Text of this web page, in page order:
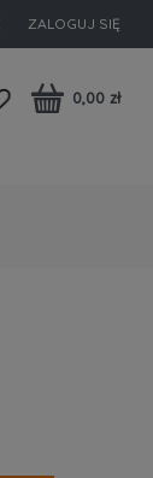
ZALOGUJ SIĘ
0,00 zł